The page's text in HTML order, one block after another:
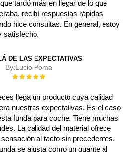
tardó más en llegar de lo que
recibí respuestas rápidas
hice consultas. En general, estoy
satisfecho.
DE LAS EXPECTATIVAS
By:Lucio Poma
Rating:
llega un producto cuya calidad
nuestras expectativas. Es el caso
funda para coche. Tiene muchas
La calidad del material ofrece
sensación al tacto sin precedentes.
se ajusta como un guante al